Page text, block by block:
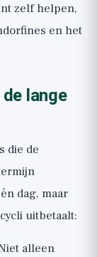
zelf helpen,
en het
lange
die de
dag, maar
uitbetaalt:
alleen